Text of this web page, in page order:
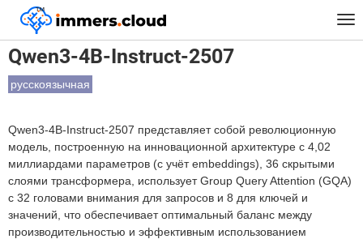
™
Главная Модели Qwen3-4B-Instruct-2507
Qwen3-4B-Instruct-2507
русскоязычная
Qwen3-4B-Instruct-2507 представляет собой революционную
модель, построенную на инновационной архитектуре с 4,02
миллиардами параметров (с учёт embeddings), 36 скрытыми
слоями трансформера, использует Group Query Attention (GQA)
с 32 головами внимания для запросов и 8 для ключей и
значений, что обеспечивает оптимальный баланс между
производительностью и эффективным использованием